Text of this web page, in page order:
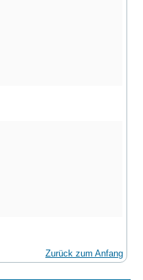
Zurück zum Anfang